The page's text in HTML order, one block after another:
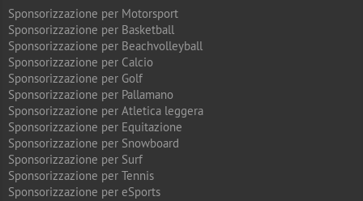
Sponsorizzazione per Motorsport
Sponsorizzazione per Basketball
Sponsorizzazione per Beachvolleyball
Sponsorizzazione per Calcio
Sponsorizzazione per Golf
Sponsorizzazione per Pallamano
Sponsorizzazione per Atletica leggera
Sponsorizzazione per Equitazione
Sponsorizzazione per Snowboard
Sponsorizzazione per Surf
Sponsorizzazione per Tennis
Sponsorizzazione per eSports